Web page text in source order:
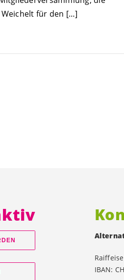
für den […]
IBAN: